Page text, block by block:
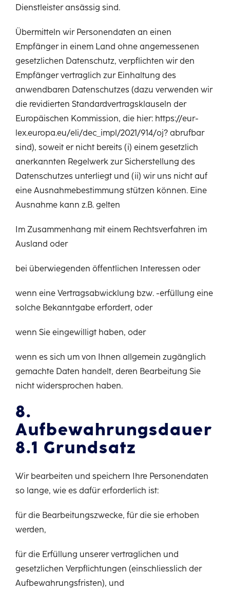
Dienstleister ansässig sind.
Übermitteln wir Personendaten an einen
Empfänger in einem Land ohne angemessenen
gesetzlichen Datenschutz, verpflichten wir den
Empfänger vertraglich zur Einhaltung des
anwendbaren Datenschutzes (dazu verwenden wir
die revidierten Standardvertragsklauseln der
Europäischen Kommission, die hier: https://eur-
lex.europa.eu/eli/dec_impl/2021/914/oj? abrufbar
sind), soweit er nicht bereits (i) einem gesetzlich
anerkannten Regelwerk zur Sicherstellung des
Datenschutzes unterliegt und (ii) wir uns nicht auf
eine Ausnahmebestimmung stützen können. Eine
Ausnahme kann z.B. gelten
Im Zusammenhang mit einem Rechtsverfahren im
Ausland oder
bei überwiegenden öffentlichen Interessen oder
wenn eine Vertragsabwicklung bzw. -erfüllung eine
solche Bekanntgabe erfordert, oder
wenn Sie eingewilligt haben, oder
wenn es sich um von Ihnen allgemein zugänglich
gemachte Daten handelt, deren Bearbeitung Sie
nicht widersprochen haben.
8.
Aufbewahrungsdauer
8.1 Grundsatz
Wir bearbeiten und speichern Ihre Personendaten
so lange, wie es dafür erforderlich ist:
für die Bearbeitungszwecke, für die sie erhoben
werden,
für die Erfüllung unserer vertraglichen und
gesetzlichen Verpflichtungen (einschliesslich der
Aufbewahrungsfristen), und